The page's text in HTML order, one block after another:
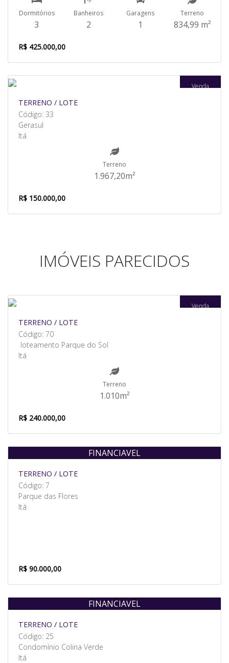
Dormitórios
3
Banheiros
2
Garagens
1
Terreno
834,99 m²
R$ 425.000,00
Venda
TERRENO / LOTE
Código: 33
Gerasul
Itá
Terreno
1.967,20m²
R$ 150.000,00
IMÓVEIS PARECIDOS
Venda
TERRENO / LOTE
Código: 70
loteamento Parque do Sol
Itá
Terreno
1.010m²
R$ 240.000,00
Venda
FINANCIAVEL
TERRENO / LOTE
Código: 7
Parque das Flores
Itá
R$ 90.000,00
Venda
FINANCIAVEL
TERRENO / LOTE
Código: 25
Condomínio Colina Verde
Itá